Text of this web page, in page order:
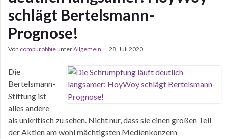
schlägt Bertelsmann-
Prognose!
Von compurobbieunterAllgemein 28. Juli 2020
Die
Bertelsmann-
Stiftung ist
alles andere
als unkritisch zu sehen. Nicht nur, dass sie einen großen Teil
der Aktien am wohl mächtigsten Medienkonzern